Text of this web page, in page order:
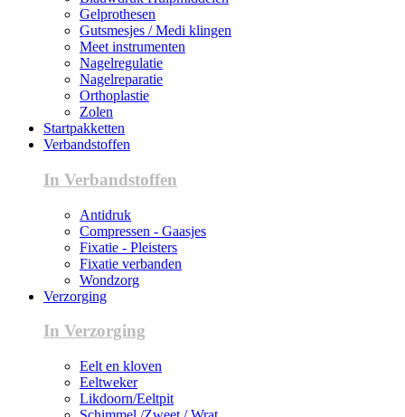
Gelprothesen
Gutsmesjes / Medi klingen
Meet instrumenten
Nagelregulatie
Nagelreparatie
Orthoplastie
Zolen
Startpakketten
Verbandstoffen
In Verbandstoffen
Antidruk
Compressen - Gaasjes
Fixatie - Pleisters
Fixatie verbanden
Wondzorg
Verzorging
In Verzorging
Eelt en kloven
Eeltweker
Likdoorn/Eeltpit